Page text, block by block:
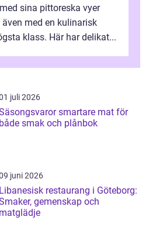
sina pittoreska vyer
med en kulinarisk
klass. Här har delikat...
juli 2026
smartare mat för
både smak och plånbok
juni 2026
Libanesisk restaurang i Göteborg:
gemenskap och
matglädje